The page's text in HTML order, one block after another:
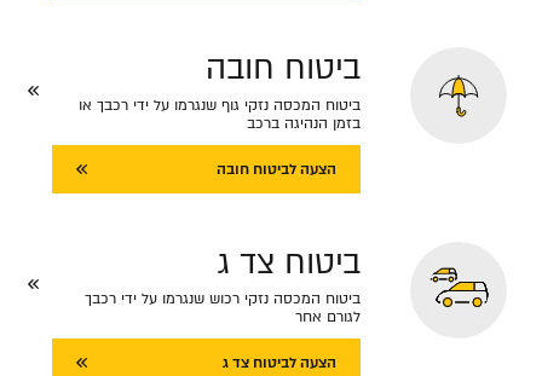
ביטוח חובה
ביטוח המכסה נזקי גוף שנגרמו על ידי רכבך או
בזמן הנהיגה ברכב
הצעה לביטוח חובה
ביטוח צד ג
ביטוח המכסה נזקי רכוש שנגרמו על ידי רכבך
לגורם אחר
הצעה לביטוח צד ג